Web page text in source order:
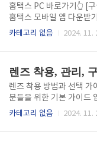
와 신청 방법도 간소화되
니다. 아래에서 신청 조건,
보고, 바로 신청해보세요!
원 조건다음 조건을 충족
이상..
홈택스 PC 바로가기👆 [
홈택스 모바일 앱 다운받
스 모바일 앱 다운받기👆
서는 연말정산을 준비하
PC와 모바일 접근 방법,
차를 안내합니다 1. 홈택
통해 소득공제 자료를 다
화 자료를 확인할 수 있습
카테고리 없음 2024. 11.
렌즈 착용 방법과 선택 가
분들을 위한 기본 가이드
즈, 고도근시 렌즈 차이부
카테고리 없음 2024. 11.